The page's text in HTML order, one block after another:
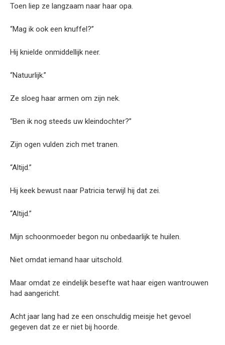
Toen liep ze langzaam naar haar opa.
“Mag ik ook een knuffel?”
Hij knielde onmiddellijk neer.
“Natuurlijk.”
Ze sloeg haar armen om zijn nek.
“Ben ik nog steeds uw kleindochter?”
Zijn ogen vulden zich met tranen.
“Altijd.”
Hij keek bewust naar Patricia terwijl hij dat zei.
“Altijd.”
Mijn schoonmoeder begon nu onbedaarlijk te huilen.
Niet omdat iemand haar uitschold.
Maar omdat ze eindelijk besefte wat haar eigen wantrouwen
had aangericht.
Acht jaar lang had ze een onschuldig meisje het gevoel
gegeven dat ze er niet bij hoorde.